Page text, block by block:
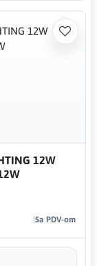
12W
Sa PDV-om